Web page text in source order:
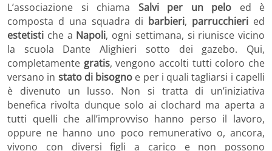
L’associazione si chiama Salvi per un pelo ed è
composta d una squadra di barbieri, parrucchieri ed
estetisti che a Napoli, ogni settimana, si riunisce vicino
la scuola Dante Alighieri sotto dei gazebo. Qui,
completamente gratis, vengono accolti tutti coloro che
versano in stato di bisogno e per i quali tagliarsi i capelli
è divenuto un lusso. Non si tratta di un’iniziativa
benefica rivolta dunque solo ai clochard ma aperta a
tutti quelli che all’improvviso hanno perso il lavoro,
oppure ne hanno uno poco remunerativo o, ancora,
vivono con diversi figli a carico e non possono